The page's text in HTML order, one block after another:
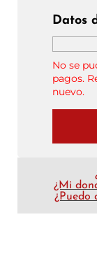
Datos
No se
pagos.
nuevo.
¿Mi
¿Puedo